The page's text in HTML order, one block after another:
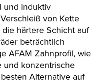
und induktiv
von Kette
härtere Schicht auf
beträchtlich
AFAM Zahnprofil, wie
und konzentrische
Alternative auf